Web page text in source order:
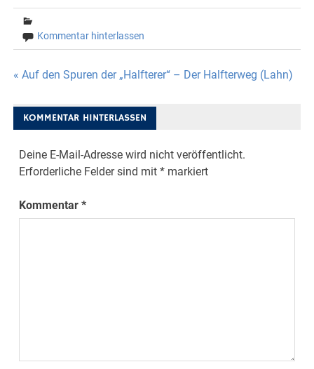
Kommentar hinterlassen
Beitragsnavigation
« Auf den Spuren der „Halfterer“ – Der Halfterweg (Lahn)
KOMMENTAR HINTERLASSEN
Deine E-Mail-Adresse wird nicht veröffentlicht.
Erforderliche Felder sind mit* markiert
Kommentar*